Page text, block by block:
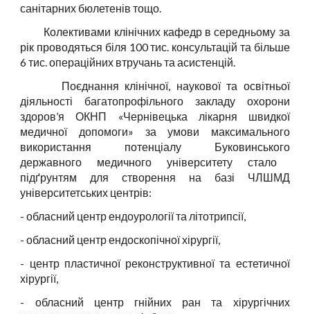
санітарних бюлетенів тощо.
Колективами клінічних кафедр в середньому за
рік проводяться біля 100 тис. консультацій та більше
6тис. операційних втручань та асистенцій.
Поєднання клінічної, наукової та освітньої
діяльності багатопрофільного закладу охорони
здоров’я ОКНП «Чернівецька лікарня швидкої
медичної допомоги» за умови максимального
використання потенціалу Буковинського
державного медичного університету стало
підґрунтям для створення на базі ЧЛШМД
університетських центрів:
- обласний центр ендоурології та літотрипсії,
- обласний центр ендоскопічної хірургії,
- центр пластичної реконструктивної та естетичної
хірургії,
- обласний центр гнійних ран та хірургічних